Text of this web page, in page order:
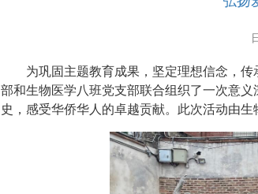
为巩固主题教育成果，坚定理想信念，
部和生物医学八班党支部联合组织了一次意
史，感受华侨华人的卓越贡献。此次活动由